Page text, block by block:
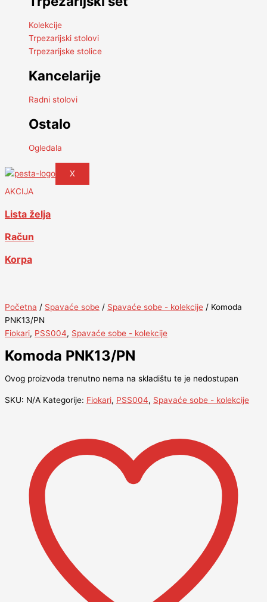
Kolekcije
Trpezarijski stolovi
Trpezarijske stolice
Kancelarije
Radni stolovi
Ostalo
Ogledala
X
AKCIJA
Lista želja
Račun
Korpa
Početna / Spavaće sobe / Spavaće sobe - kolekcije / Komoda
PNK13/PN
Fiokari, PSS004, Spavaće sobe - kolekcije
Komoda PNK13/PN
Ovog proizvoda trenutno nema na skladištu te je nedostupan
SKU: N/A Kategorije: Fiokari, PSS004, Spavaće sobe - kolekcije